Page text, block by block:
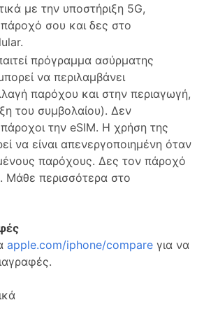
με την υποστήριξη 5G,
σου και δες στο
πρόγραμμα ασύρματης
να περιλαμβάνει
παρόχου και στην περιαγωγή,
του συμβολαίου). Δεν
πάροχοι την eSIM. Η χρήση της
να είναι απενεργοποιημένη όταν
παρόχους. Δες τον πάροχό
Μάθε περισσότερα στο
apple.com/iphone/compare για να